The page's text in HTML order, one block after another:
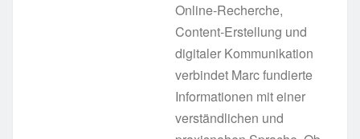
Online-Recherche,
Content-Erstellung und
digitaler Kommunikation
verbindet Marc fundierte
Informationen mit einer
verständlichen und